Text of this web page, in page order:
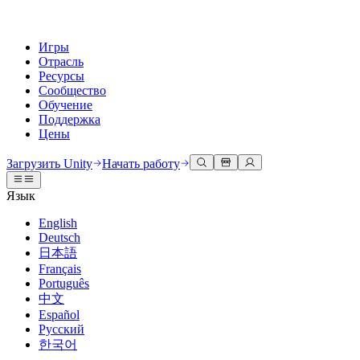
Игры
Отрасль
Ресурсы
Сообщество
Обучение
Поддержка
Цены
Движок Unity
Создавайте 2D и 3D игры для любой платформы
Совместная работа
Сотрудничайте и быстро вносите изменения с вашей командой
Загрузить Unity
Тарифы и цены
Развертывание
Многоплатформенность
3D сотрудничество
Создавайте и просматривайте 3D проекты в реальном времени
Иммерсивное обучение
Обучение в иммерсивных средах
Пользовательские опыты
Создавайте интерактивные 3D опыты
Отрасли
Производство
Документация
Инструменты для разработчиков
Версии релизов и трекер проблем
План развития
Обзор предстоящих функций
Глоссарий
Обсуждения
События
Глобальные и местные события
Истории сообщества
Made with Unity
Показ Unity-креаторов
Unity Learn
Освойте навыки Unity бесплатно
Профессиональное обучение
Повышайте уровень своей команды с тренерами Unity
Не использовали Unity раньше
С чего начать
Приступите к обучению
Основные пути Unity
Получить помощь
Помогаем вам добиться успеха с Unity
Планы успеха
Достигайте своих целей быстрее с помощью экспертов
FAQ
Ответы на часто задаваемые вопросы
Связаться с нами
Свяжитесь с нашей командой
Загрузить Unity Начать работу
Язык
English
Deutsch
日本語
Français
Português
中文
Español
Русский
한국어